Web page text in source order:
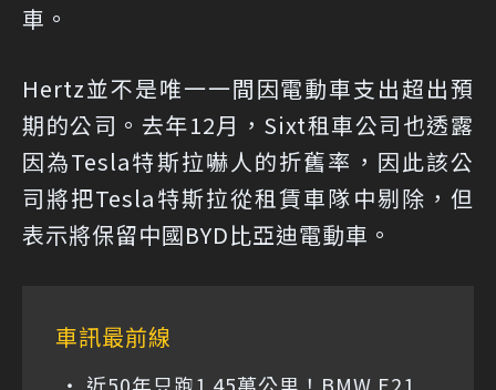
車。
Hertz並不是唯一一間因電動車支出超出預
期的公司。去年12月，Sixt租車公司也透露
因為Tesla特斯拉嚇人的折舊率，因此該公
司將把Tesla特斯拉從租賃車隊中剔除，但
表示將保留中國BYD比亞迪電動車。
車訊最前線
近50年只跑1.45萬公里！BMW E21